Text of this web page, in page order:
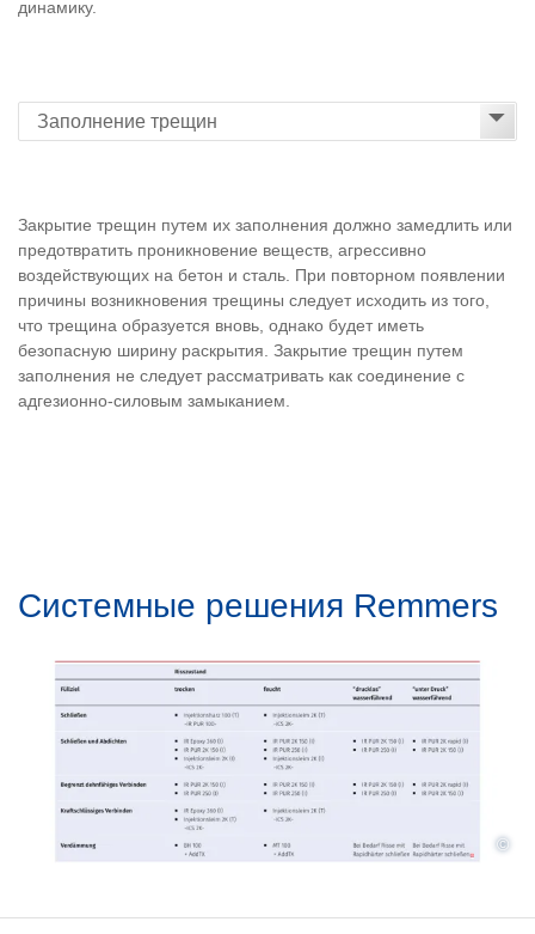
динамику.
Закрытие трещин путем их заполнения должно замедлить или
предотвратить проникновение веществ, агрессивно
воздействующих на бетон и сталь. При повторном появлении
причины возникновения трещины следует исходить из того,
что трещина образуется вновь, однако будет иметь
безопасную ширину раскрытия. Закрытие трещин путем
заполнения не следует рассматривать как соединение с
адгезионно-силовым замыканием.
Системные решения Remmers
©